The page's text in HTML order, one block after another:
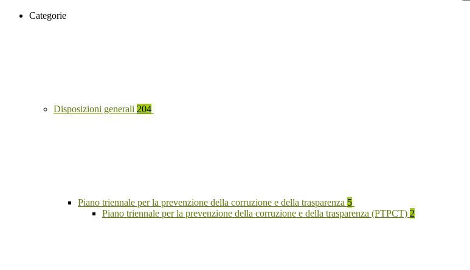
Categorie
Disposizioni generali 204
Piano triennale per la prevenzione della corruzione e della trasparenza 5
Piano triennale per la prevenzione della corruzione e della trasparenza (PTPCT) 2